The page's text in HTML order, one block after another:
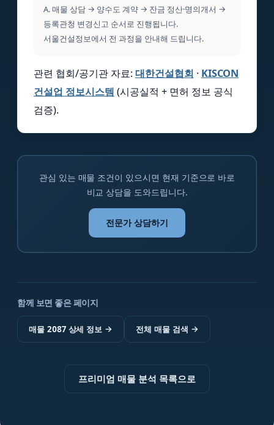
A. 매물 상담 → 양수도 계약 → 잔금 정산·명의개서 →
등록관청 변경신고 순서로 진행됩니다.
서울건설정보에서 전 과정을 안내해 드립니다.
관련 협회/공기관 자료:대한건설협회 · KISCON
건설업 정보시스템 (시공실적 + 면허 정보 공식
검증).
관심 있는 매물 조건이 있으시면 현재 기준으로 바로
비교 상담을 도와드립니다.
전문가 상담하기
함께 보면 좋은 페이지
매물 2087 상세 정보 → 전체 매물 검색 →
프리미엄 매물 분석 목록으로